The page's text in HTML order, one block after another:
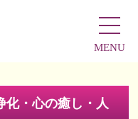
MENU
化・心の癒し・人